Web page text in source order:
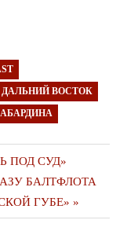
ДАЛЬНИЙ ВОСТОК
ПОД СУД»
БАЛТФЛОТА
ГУБЕ»